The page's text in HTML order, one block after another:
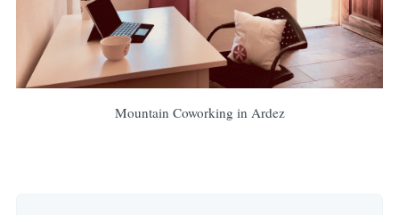
Mountain Coworking in Ardez